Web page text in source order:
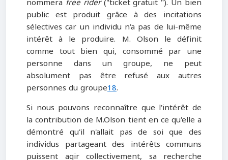
public est produit grâce à des incitations
sélectives car un individu n'a pas de lui-même
intérêt à le produire. M. Olson le définit
comme tout bien qui, consommé par une
personne dans un groupe, ne peut
absolument pas être refusé aux autres
personnes du groupe18.
Si nous pouvons reconnaître que l'intérêt de
la contribution de M.Olson tient en ce qu'elle a
démontré qu'il n'allait pas de soi que des
individus partageant des intérêts communs
puissent agir collectivement, sa recherche